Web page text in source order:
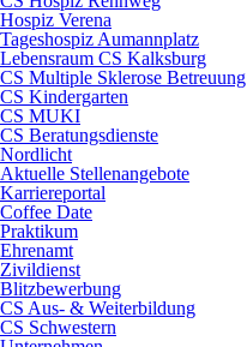
Hospiz Verena
Tageshospiz Aumannplatz
Lebensraum CS Kalksburg
CS Multiple Sklerose Betreuung
CS Kindergarten
CS MUKI
CS Beratungsdienste
Nordlicht
Aktuelle Stellenangebote
Karriereportal
Coffee Date
Praktikum
Ehrenamt
Zivildienst
Blitzbewerbung
CS Aus- & Weiterbildung
CS Schwestern